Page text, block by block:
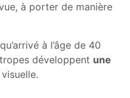
à porter de manière
à l’âge de 40
développent une